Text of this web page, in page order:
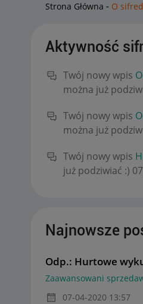
Strona Główna O
Aktywność
Twój nowy wpis
można już
Twój nowy wpis
można już
Twój nowy wpis
już podziwiać :)
Najnowsze
Odp.: Hurtowe
Zaawansowani
‎07-04-2020 13:57